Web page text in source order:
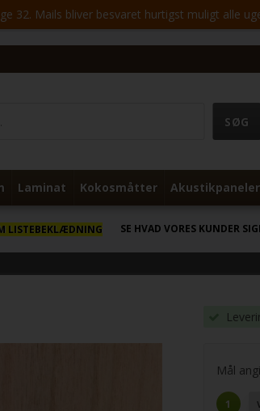
32. Mails bliver besvaret hurtigst muligt alle
Laminat Kokosmåtter Akustikpaneler
LISTEBEKLÆDNING SE HVAD VORES KUNDER
Mål